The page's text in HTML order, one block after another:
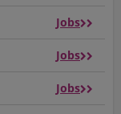
Jobs
Jobs
Jobs